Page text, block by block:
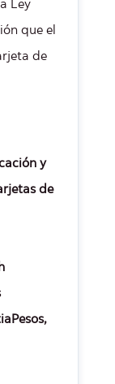
Ley
que el
de
y
de